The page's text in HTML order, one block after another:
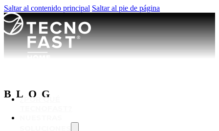
Saltar al contenido principal Saltar al pie de página
¿POR QUÉ
BLOG